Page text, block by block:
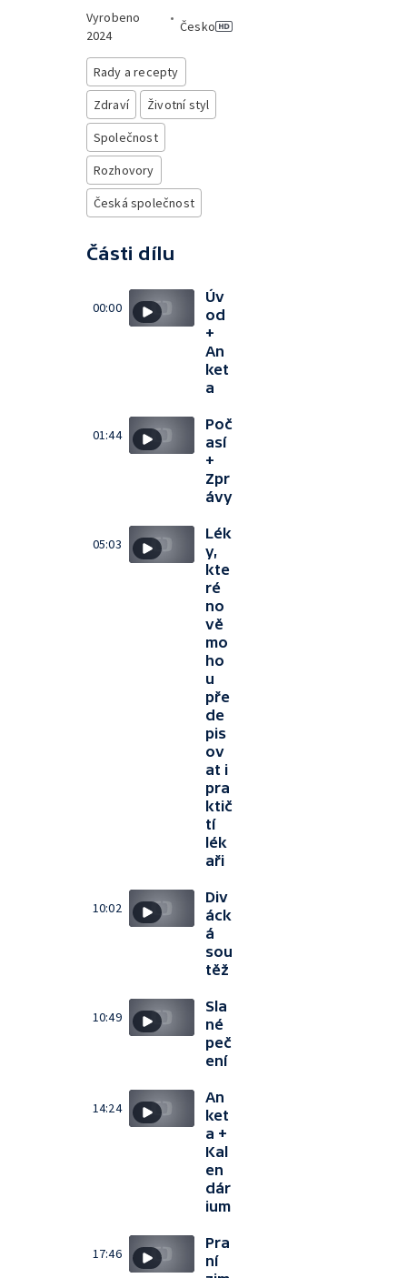
Vyrobeno
2024
•
Česko
Rady a recepty
Zdraví
Životní styl
Společnost
Rozhovory
Česká společnost
Části dílu
00:00
Úv
od
+
An
ket
a
01:44
Poč
así
+
Zpr
ávy
05:03
Lék
y,
kte
ré
no
vě
mo
ho
u
pře
de
pis
ov
at i
pra
ktič
tí
lék
aři
10:02
Div
áck
á
sou
těž
10:49
Sla
né
peč
ení
14:24
An
ket
a +
Kal
en
dár
ium
17:46
Pra
ní